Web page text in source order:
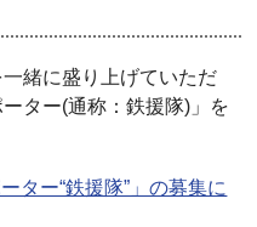
緒に盛り上げていただ
ター(通称：鉄援隊)」を
ター“鉄援隊”」の募集に